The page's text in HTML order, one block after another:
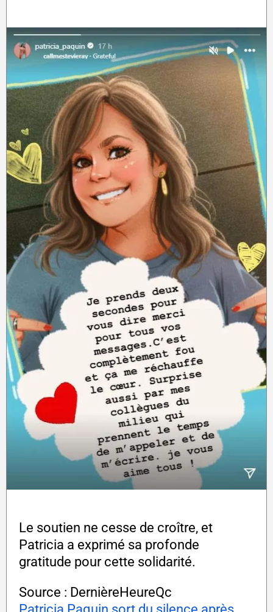
Le soutien ne cesse de croître, et
Patricia a exprimé sa profonde
gratitude pour cette solidarité.
Source : DernièreHeureQc